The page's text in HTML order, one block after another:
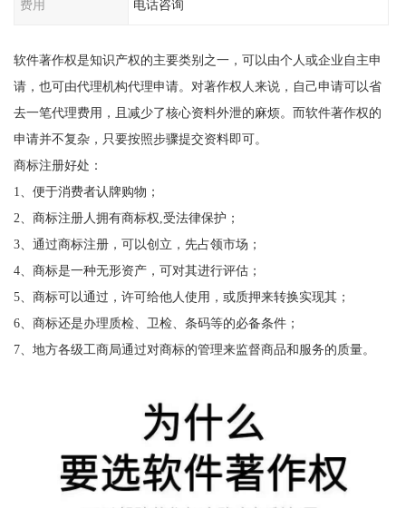
费用 电话咨询
软件著作权是知识产权的主要类别之一，可以由个人或企业自主申
请，也可由代理机构代理申请。对著作权人来说，自己申请可以省
去一笔代理费用，且减少了核心资料外泄的麻烦。而软件著作权的
申请并不复杂，只要按照步骤提交资料即可。
商标注册好处：
1、便于消费者认牌购物；
2、商标注册人拥有商标权,受法律保护；
3、通过商标注册，可以创立，先占领市场；
4、商标是一种无形资产，可对其进行评估；
5、商标可以通过，许可给他人使用，或质押来转换实现其；
6、商标还是办理质检、卫检、条码等的必备条件；
7、地方各级工商局通过对商标的管理来监督商品和服务的质量。